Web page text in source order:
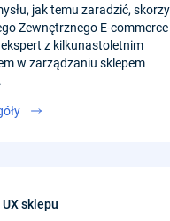
jak temu zaradzić,
Zewnętrznego E-commerce
z kilkunastoletnim
w zarządzaniu sklepem
sklepu